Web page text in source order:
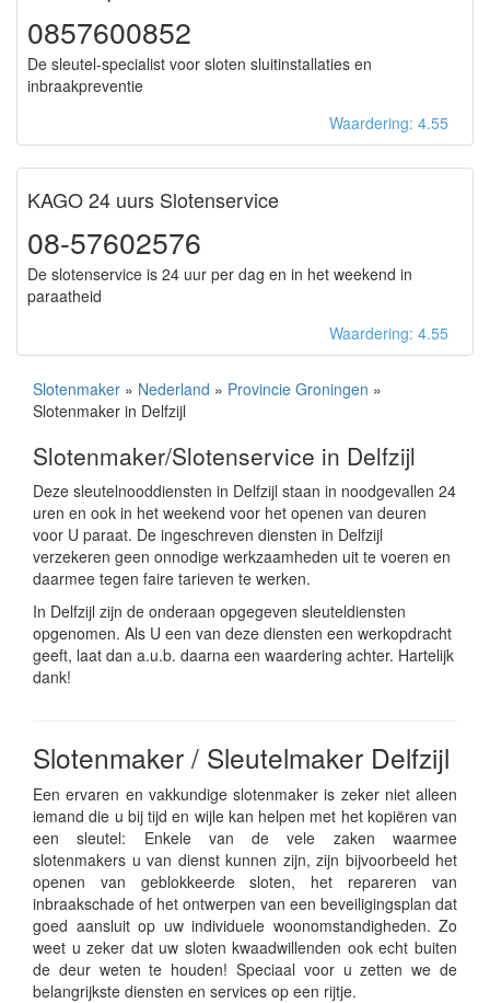
0857600852
De sleutel-specialist voor sloten sluitinstallaties en
inbraakpreventie
Waardering: 4.55
KAGO 24 uurs Slotenservice
08-57602576
De slotenservice is 24 uur per dag en in het weekend in
paraatheid
Waardering: 4.55
Slotenmaker » Nederland » Provincie Groningen »
Slotenmaker in Delfzijl
Slotenmaker/Slotenservice in Delfzijl
Deze sleutelnooddiensten in Delfzijl staan in noodgevallen 24
uren en ook in het weekend voor het openen van deuren
voor U paraat. De ingeschreven diensten in Delfzijl
verzekeren geen onnodige werkzaamheden uit te voeren en
daarmee tegen faire tarieven te werken.
In Delfzijl zijn de onderaan opgegeven sleuteldiensten
opgenomen. Als U een van deze diensten een werkopdracht
geeft, laat dan a.u.b. daarna een waardering achter. Hartelijk
dank!
Slotenmaker / Sleutelmaker Delfzijl
Een ervaren en vakkundige slotenmaker is zeker niet alleen
iemand die u bij tijd en wijle kan helpen met het kopiëren van
een sleutel: Enkele van de vele zaken waarmee
slotenmakers u van dienst kunnen zijn, zijn bijvoorbeeld het
openen van geblokkeerde sloten, het repareren van
inbraakschade of het ontwerpen van een beveiligingsplan dat
goed aansluit op uw individuele woonomstandigheden. Zo
weet u zeker dat uw sloten kwaadwillenden ook echt buiten
de deur weten te houden! Speciaal voor u zetten we de
belangrijkste diensten en services op een rijtje.